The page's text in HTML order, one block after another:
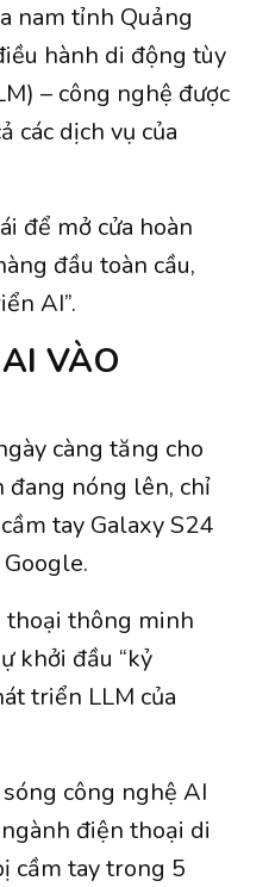
nam tỉnh Quảng
hành di động tùy
– công nghệ được
các dịch vụ của
để mở cửa hoàn
đầu toàn cầu,
AI”.
VÀO
càng tăng cho
đang nóng lên, chỉ
tay Galaxy S24
thoại thông minh
khởi đầu “kỷ
triển LLM của
công nghệ AI
điện thoại di
cầm tay trong 5